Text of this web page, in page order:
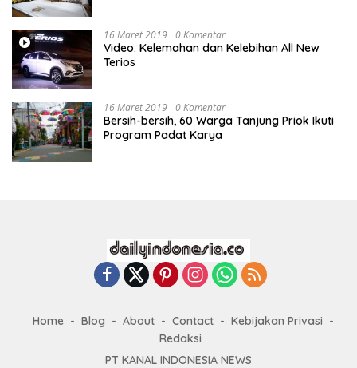
16 Maret 2019 0 Komentar
Video: Kelemahan dan Kelebihan All New
Terios
16 Maret 2019 0 Komentar
Bersih-bersih, 60 Warga Tanjung Priok Ikuti
Program Padat Karya
Home Blog About Contact
Kebijakan Privasi
Redaksi
PT KANAL INDONESIA NEWS